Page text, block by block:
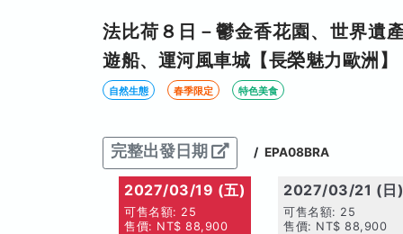
法比荷８日－鬱金香花園、世界遺
遊船、運河風車城【長榮魅力歐洲】
自然生態 春季限定 特色美食
完整出發日期 / EPA08BRA
2027/03/19 (五)
可售名額: 25
售價: NT$ 88,900
2027/03/21 (日
可售名額: 25
售價: NT$ 88,900